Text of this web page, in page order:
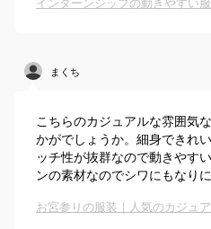
まくち
こちらのカジュアルな雰囲気
かがでしょうか。細身できれ
ッチ性が抜群なので動きやす
ンの素材なのでシワにもなり